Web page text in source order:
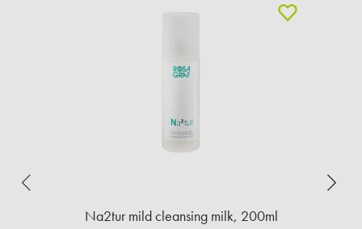
Na2tur mild cleansing milk, 200ml